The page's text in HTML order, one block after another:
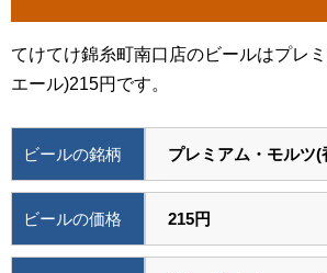
てけてけ錦糸町南口店のビールはプレ
エール)215円です。
ビールの銘柄 プレミアム・モルツ(
ビールの価格 215円